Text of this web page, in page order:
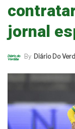
jornal
By Diário Do